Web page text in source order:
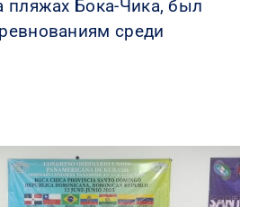
пляжах Бока-Чика, был
среди